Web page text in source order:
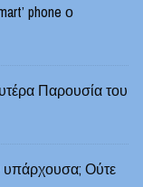
phone ο
Παρουσία του
υπάρχουσα; Ούτε